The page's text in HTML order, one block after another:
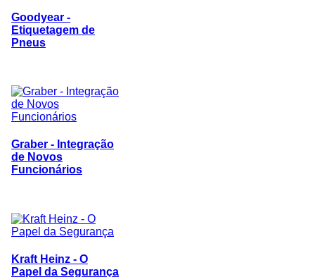
Goodyear -
Etiquetagem de
Pneus
Graber - Integração
de Novos
Funcionários
Kraft Heinz - O
Papel da Segurança